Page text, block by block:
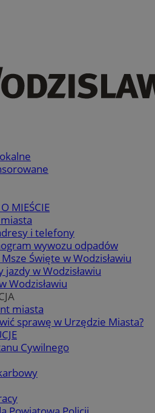
MIEŚCIE
i telefony
wywozu odpadów
Święte w Wodzisławiu
jazdy w Wodzisławiu
Wodzisławiu
miasta
sprawę w Urzędzie Miasta?
Cywilnego